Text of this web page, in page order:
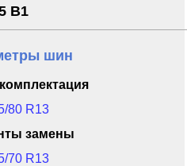
B1
шин
80 R13
замены
70 R13